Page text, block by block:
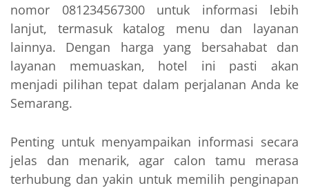
nomor 081234567300 untuk informasi lebih
lanjut, termasuk katalog menu dan layanan
lainnya. Dengan harga yang bersahabat dan
layanan memuaskan, hotel ini pasti akan
menjadi pilihan tepat dalam perjalanan Anda ke
Semarang.
Penting untuk menyampaikan informasi secara
jelas dan menarik, agar calon tamu merasa
terhubung dan yakin untuk memilih penginapan